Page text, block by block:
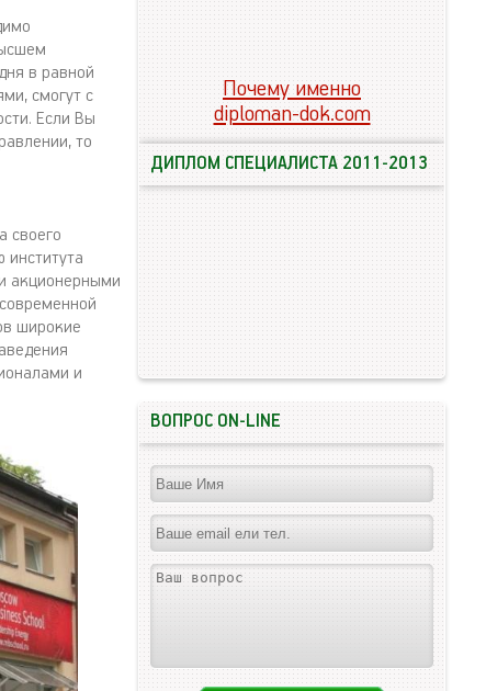
в равной
смогут с
Если Вы
то
своего
института
акционерными
широкие
и
Почему именно
diploman-dok.com
ДИПЛОМ СПЕЦИАЛИСТА 2011-2013
ВОПРОС ON-LINE